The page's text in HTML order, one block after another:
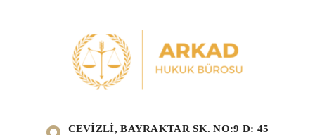
CEVIZLI, BAYRAKTAR SK. NO:9 D: 45